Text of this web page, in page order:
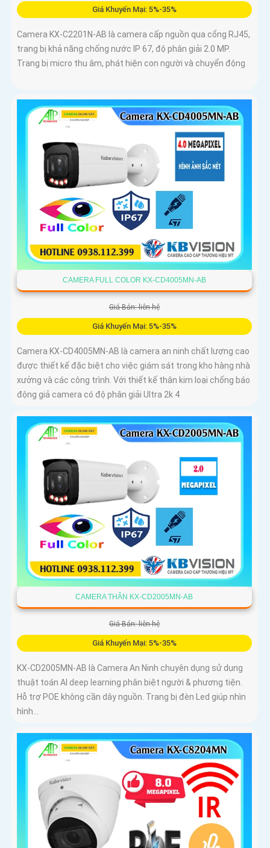
Giá Khuyến Mại: 5%-35%
Camera KX-C2201N-AB là camera cấp nguồn qua cổng RJ45,
trang bị khả năng chống nước IP 67, độ phân giải 2.0 MP.
Trang bị micro thu âm, phát hiện con người và chuyển động
CAMERA FULL COLOR KX-CD4005MN-AB
Giá Bán: liên hệ
Giá Khuyến Mại: 5%-35%
Camera KX-CD4005MN-AB là camera an ninh chất lượng cao
được thiết kế đặc biệt cho việc giám sát trong kho hàng nhà
xưởng và các công trình. Với thiết kế thân kim loại chống báo
động giả camera có độ phân giải Ultra 2k 4
CAMERA THÂN KX-CD2005MN-AB
Giá Bán: liên hệ
Giá Khuyến Mại: 5%-35%
KX-CD2005MN-AB là Camera An Ninh chuyên dụng sử dụng
thuật toán AI deep learning phân biệt người & phương tiện.
Hỗ trợ POE không cần dây nguồn. Trang bị đèn Led giúp nhìn
hình...